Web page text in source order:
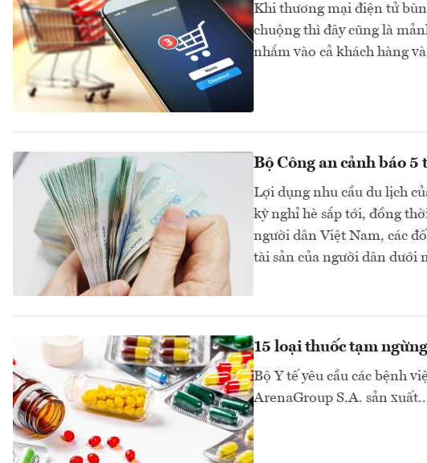
Khi thương mại điện tử
chuộng thì đây cũng là
nhắm vào cả khách hàng
Bộ Công an cảnh báo
Lợi dụng nhu cầu du lịch
kỳ nghỉ hè sắp tới, đồng
người dân Việt Nam, các
tài sản của người dân dưới
15 loại thuốc tạm
Bộ Y tế yêu cầu các bệnh
ArenaGroup S.A. sản